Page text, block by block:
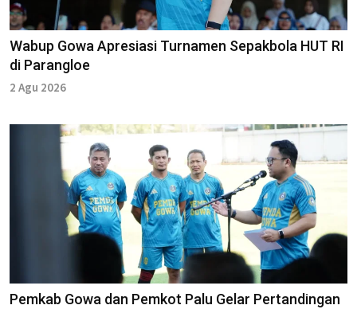
Wabup Gowa Apresiasi Turnamen Sepakbola HUT RI
di Parangloe
2 Agu 2026
Pemkab Gowa dan Pemkot Palu Gelar Pertandingan